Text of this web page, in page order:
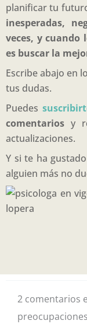
planificar tu
inesperadas,
veces, y cuando
es buscar la
Escribe abajo en
tus dudas.
Puedes
comentarios y
actualizaciones.
Y si te ha
alguien más no
2 comentarios